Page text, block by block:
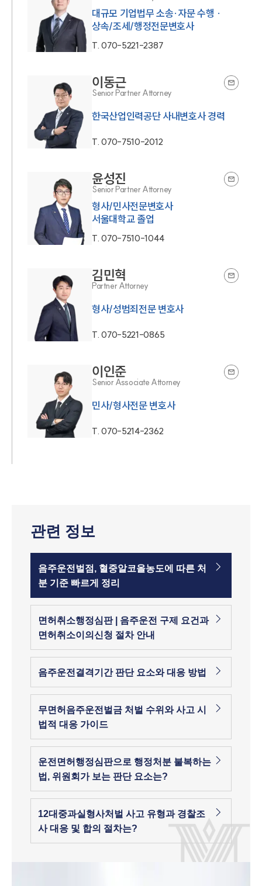
대규모 기업법무 소송·자문 수행 ·
상속/조세/행정전문변호사
T.070-5221-2387
이동근
Senior Partner Attorney
한국산업인력공단 사내변호사 경력
T.070-7510-2012
윤성진
Senior Partner Attorney
형사/민사전문변호사
서울대학교 졸업
T.070-7510-1044
김민혁
Partner Attorney
형사/성범죄전문 변호사
T.070-5221-0865
이인준
Senior Associate Attorney
민사/형사전문 변호사
T.070-5214-2362
관련 정보
음주운전벌점, 혈중알코올농도에 따른 처
분 기준 빠르게 정리
면허취소행정심판 | 음주운전 구제 요건과
면허취소이의신청 절차 안내
음주운전결격기간 판단 요소와 대응 방법
무면허음주운전벌금 처벌 수위와 사고 시
법적 대응 가이드
운전면허행정심판으로 행정처분 불복하는
법, 위원회가 보는 판단 요소는?
12대중과실형사처벌 사고 유형과 경찰조
사 대응 및 합의 절차는?